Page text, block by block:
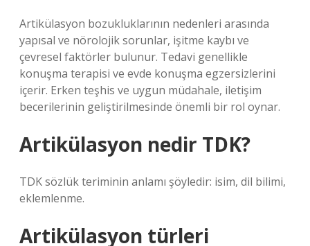
Artikülasyon bozukluklarının nedenleri arasında
yapısal ve nörolojik sorunlar, işitme kaybı ve
çevresel faktörler bulunur. Tedavi genellikle
konuşma terapisi ve evde konuşma egzersizlerini
içerir. Erken teşhis ve uygun müdahale, iletişim
becerilerinin geliştirilmesinde önemli bir rol oynar.
Artikülasyon nedir TDK?
TDK sözlük teriminin anlamı şöyledir: isim, dil bilimi,
eklemlenme.
Artikülasyon türleri